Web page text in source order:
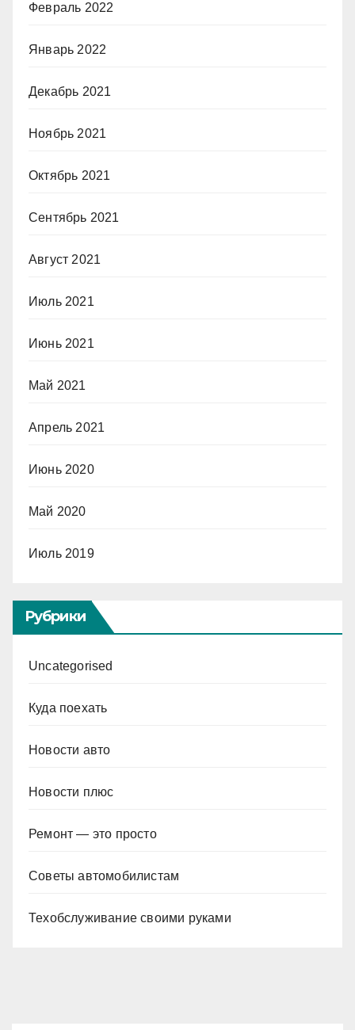
Февраль 2022
Январь 2022
Декабрь 2021
Ноябрь 2021
Октябрь 2021
Сентябрь 2021
Август 2021
Июль 2021
Июнь 2021
Май 2021
Апрель 2021
Июнь 2020
Май 2020
Июль 2019
Рубрики
Uncategorised
Куда поехать
Новости авто
Новости плюс
Ремонт — это просто
Советы автомобилистам
Техобслуживание своими руками